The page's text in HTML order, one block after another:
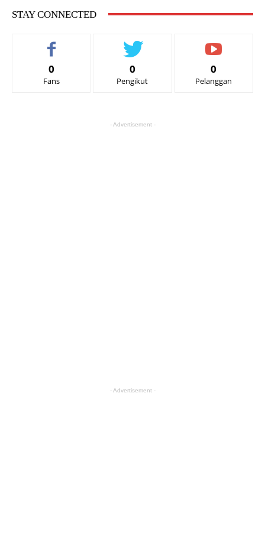
STAY CONNECTED
0
Fans
0
Pengikut
0
Pelanggan
- Advertisement -
- Advertisement -